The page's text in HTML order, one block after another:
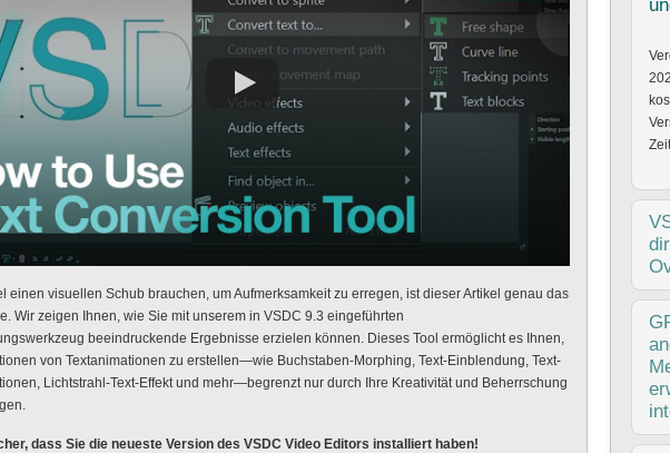
einen visuellen Schub brauchen, um Aufmerksamkeit zu erregen, ist dieser Artikel genau das
Wir zeigen Ihnen, wie Sie mit unserem in VSDC 9.3 eingeführten
beeindruckende Ergebnisse erzielen können. Dieses Tool ermöglicht es Ihnen,
von Textanimationen zu erstellen—wie Buchstaben-Morphing, Text-Einblendung, Text-
Lichtstrahl-Text-Effekt und mehr—begrenzt nur durch Ihre Kreativität und Beherrschung
dass Sie die neueste Version des VSDC Video Editors installiert haben!